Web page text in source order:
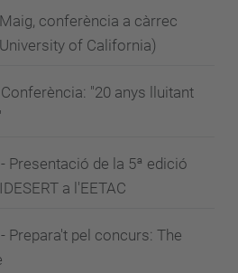
conferència a càrrec
of California)
"20 anys lluitant
Presentació de la 5ª edició
a l'EETAC
Prepara't pel concurs: The